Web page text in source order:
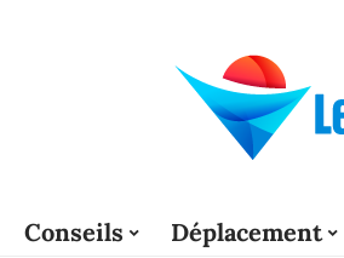
Conseils Déplacement